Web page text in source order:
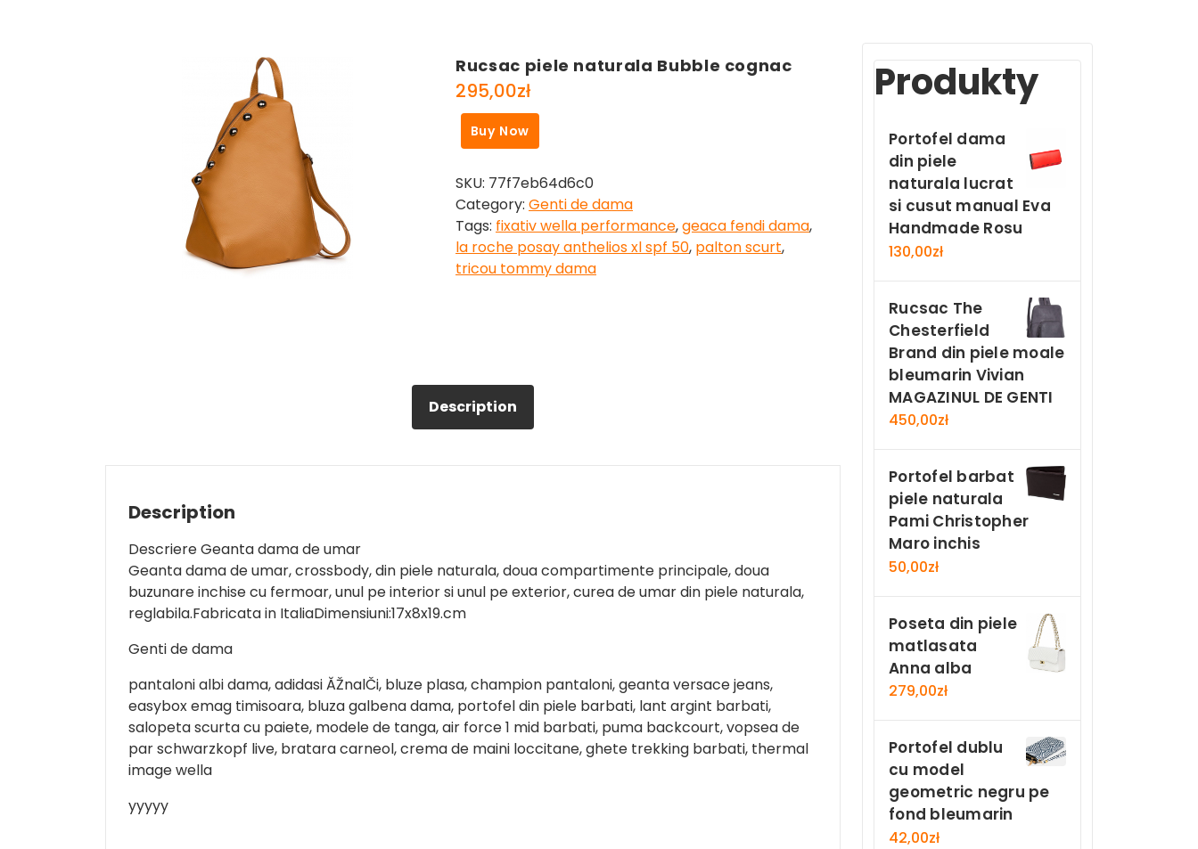
Rucsac piele naturala Bubble cognac
295,00zł
Buy Now
SKU: 77f7eb64d6c0
Category: Genti de dama
Tags: fixativ wella performance,geaca fendi dama,
la roche posay anthelios xl spf 50, palton scurt,
tricou tommy dama
Description
Description
Descriere Geanta dama de umar
Geanta dama de umar, crossbody, din piele naturala, doua compartimente principale, doua
buzunare inchise cu fermoar, unul pe interior si unul pe exterior, curea de umar din piele naturala,
reglabila.Fabricata in ItaliaDimensiuni:17x8x19.cm
Genti de dama
pantaloni albi dama, adidasi ĂŽnalČi, bluze plasa, champion pantaloni, geanta versace jeans,
easybox emag timisoara, bluza galbena dama, portofel din piele barbati, lant argint barbati,
salopeta scurta cu paiete, modele de tanga, air force 1 mid barbati, puma backcourt, vopsea de
par schwarzkopf live, bratara carneol, crema de maini loccitane, ghete trekking barbati, thermal
image wella
yyyyy
Produkty
Portofel dama
din piele
naturala lucrat
si cusut manual Eva
Handmade Rosu
130,00zł
Rucsac The
Chesterfield
Brand din piele moale
bleumarin Vivian
MAGAZINUL DE GENTI
450,00zł
Portofel barbat
piele naturala
Pami Christopher
Maro inchis
50,00zł
Poseta din piele
matlasata
Anna alba
279,00zł
Portofel dublu
cu model
geometric negru pe
fond bleumarin
42,00zł